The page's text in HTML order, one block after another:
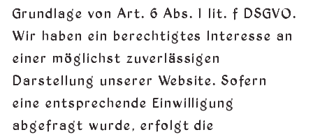
Grundlage von Art. 6 Abs. 1 lit. f DSGVO.
Wir haben ein berechtigtes Interesse an
einer möglichst zuverlässigen
Darstellung unserer Website. Sofern
eine entsprechende Einwilligung
abgefragt wurde, erfolgt die